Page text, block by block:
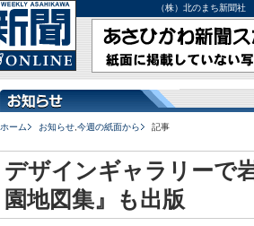
（株）北のまち新聞
ホーム お知らせ 今週の紙面から 記事
デザインギャラリーで
園地図集』も出版